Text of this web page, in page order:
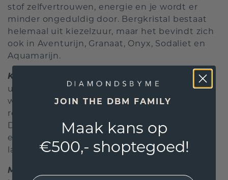
stof zelfvertrouwen, energie en je wordt er
minder ongeduldig door. Bergkristal bestaat
helemaal uit kiezelzuur, maar het bevindt zich
ook in Aventurijn, Granaat, Onyx, Sodaliet en
Aquamarijn.
Koper
urinezuur. Hierdoor worden de gewrichten
weer soepeler en is daarom vooral bij
reumatische aandoeningen geschikt.
Daarnaast is het goed tegen leverstoornissen
en griep. Turkoois, Malachiet, Pyriet en Lapis
lazuli bevatten koper.
Magnesium
JOIN THE DBM FAMILY
Maak kans op
€500,- shoptegoed!